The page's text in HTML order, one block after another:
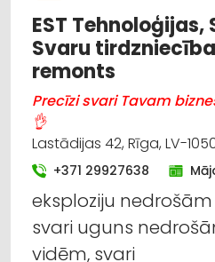
EST Tehnoloģijas,
Svaru
remonts
Precīzi svari Tavam
👌
Lastādijas 42, Rīga, LV-
+371 29927638
eksploziju
svari uguns
vidēm, svari